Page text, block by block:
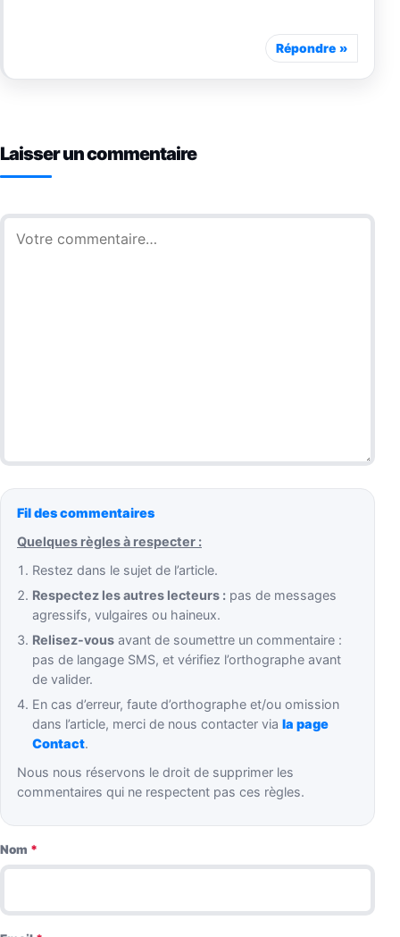
Répondre
Laisser un commentaire
Commentaire
Fil des commentaires
Quelques règles à respecter :
Restez dans le sujet de l’article.
Respectez les autres lecteurs : pas de messages
agressifs, vulgaires ou haineux.
Relisez-vous avant de soumettre un commentaire :
pas de langage SMS, et vérifiez l’orthographe avant
de valider.
En cas d’erreur, faute d’orthographe et/ou omission
dans l’article, merci de nous contacter viala page
Contact.
Nous nous réservons le droit de supprimer les
commentaires qui ne respectent pas ces règles.
Nom *